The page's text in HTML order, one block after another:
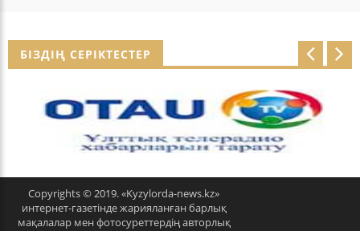
БІЗДІҢ СЕРІКТЕСТЕР
r
e
Copyrights © 2019. «Kyzylorda-news.kz»
интернет-газетінде жарияланған барлық
мақалалар мен фотосуреттердің авторлық